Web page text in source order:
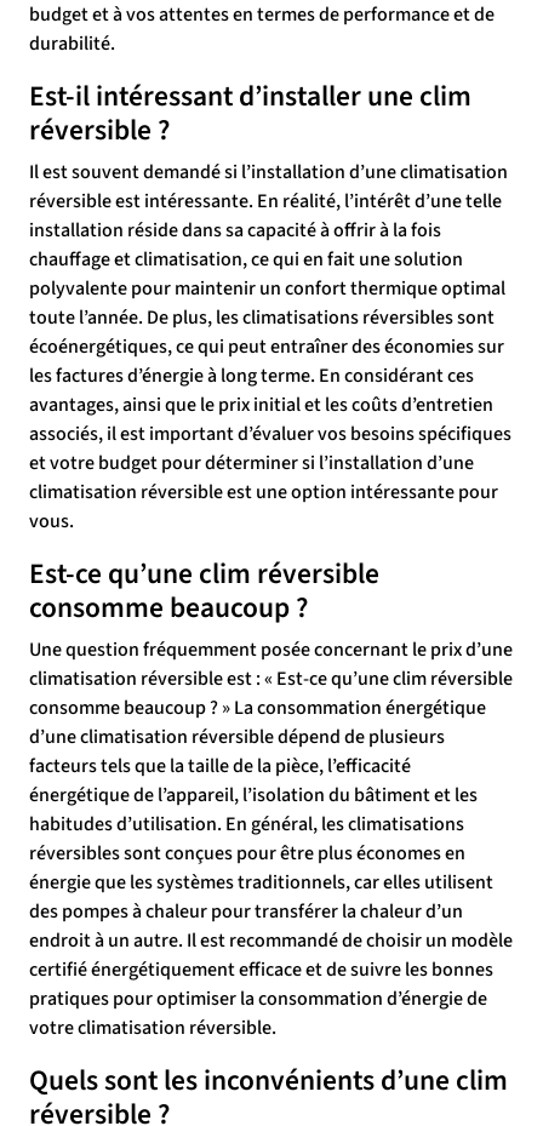
budget et à vos attentes en termes de performance et de
durabilité.
Est-il intéressant d’installer une clim
réversible ?
Il est souvent demandé si l’installation d’une climatisation
réversible est intéressante. En réalité, l’intérêt d’une telle
installation réside dans sa capacité à offrir à la fois
chauffage et climatisation, ce qui en fait une solution
polyvalente pour maintenir un confort thermique optimal
toute l’année. De plus, les climatisations réversibles sont
écoénergétiques, ce qui peut entraîner des économies sur
les factures d’énergie à long terme. En considérant ces
avantages, ainsi que le prix initial et les coûts d’entretien
associés, il est important d’évaluer vos besoins spécifiques
et votre budget pour déterminer si l’installation d’une
climatisation réversible est une option intéressante pour
vous.
Est-ce qu’une clim réversible
consomme beaucoup ?
Une question fréquemment posée concernant le prix d’une
climatisation réversible est : « Est-ce qu’une clim réversible
consomme beaucoup ? » La consommation énergétique
d’une climatisation réversible dépend de plusieurs
facteurs tels que la taille de la pièce, l’efficacité
énergétique de l’appareil, l’isolation du bâtiment et les
habitudes d’utilisation. En général, les climatisations
réversibles sont conçues pour être plus économes en
énergie que les systèmes traditionnels, car elles utilisent
des pompes à chaleur pour transférer la chaleur d’un
endroit à un autre. Il est recommandé de choisir un modèle
certifié énergétiquement efficace et de suivre les bonnes
pratiques pour optimiser la consommation d’énergie de
votre climatisation réversible.
Quels sont les inconvénients d’une clim
réversible ?